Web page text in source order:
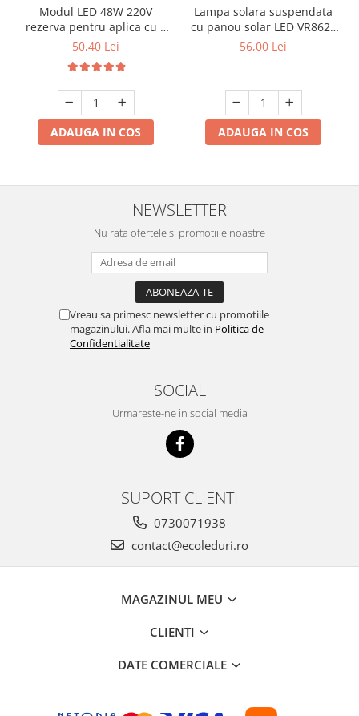
Modul LED 48W 220V
rezerva pentru aplica cu 3
Culori si telecomanda
50,40 Lei
ADAUGA IN COS
Lampa solara suspendata
cu panou solar LED VR8620
, 20W, cablu legatura 3 m
56,00 Lei
ADAUGA IN COS
NEWSLETTER
Nu rata ofertele si promotiile noastre
Vreau sa primesc newsletter cu promotiile
magazinului. Afla mai multe in Politica de
Confidentialitate
SOCIAL
Urmareste-ne in social media
SUPORT CLIENTI
0730071938
contact@ecoleduri.ro
MAGAZINUL MEU
CLIENTI
DATE COMERCIALE